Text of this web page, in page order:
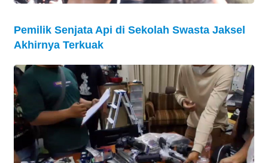
Pemilik Senjata Api di Sekolah Swasta Jaksel
Akhirnya Terkuak